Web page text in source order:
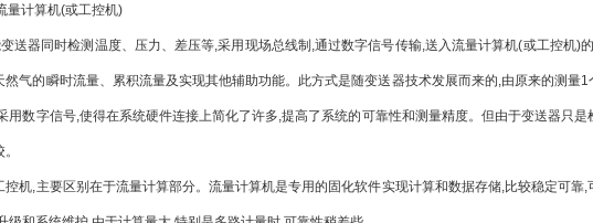
计算机(或工控机)
器同时检测温度、压力、差压等,采用现场总线制,通过数字信号传输,送入流量计算机(或工控机)
然气的瞬时流量、累积流量及实现其他辅助功能。此方式是随变送器技术发展而来的,由原来的测量
用数字信号,使得在系统硬件连接上简化了许多,提高了系统的可靠性和测量精度。但由于变送器只
,主要区别在于流量计算部分。流量计算机是专用的固化软件实现计算和数据存储,比较稳定可靠,